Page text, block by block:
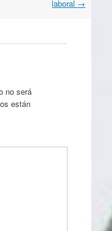
laboral →
no será
están